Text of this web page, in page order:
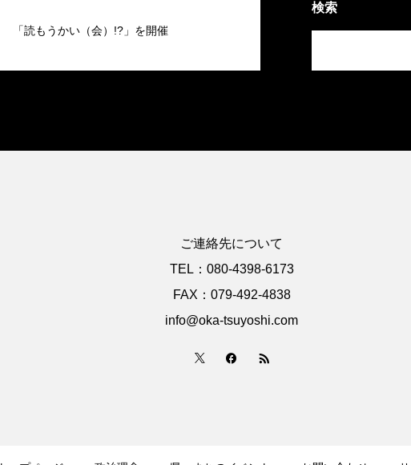
「読もうかい（会）!?」を開催
検索
ご連絡先について
TEL：080-4398-6173
FAX：079-492-4838
info@oka-tsuyoshi.com